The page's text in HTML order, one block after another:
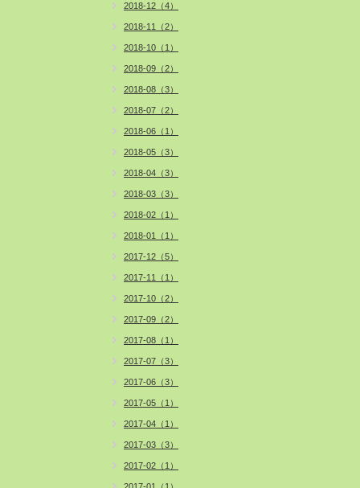
2018-12（4）
2018-11（2）
2018-10（1）
2018-09（2）
2018-08（3）
2018-07（2）
2018-06（1）
2018-05（3）
2018-04（3）
2018-03（3）
2018-02（1）
2018-01（1）
2017-12（5）
2017-11（1）
2017-10（2）
2017-09（2）
2017-08（1）
2017-07（3）
2017-06（3）
2017-05（1）
2017-04（1）
2017-03（3）
2017-02（1）